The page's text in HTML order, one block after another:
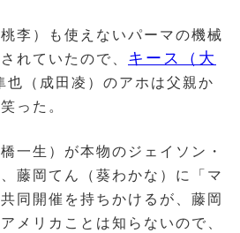
李）も使えないパーマの機械
れていたので、 キース（大
也（成田凌）のアホは父親か
った。
一生）が本物のジェイソン・
藤岡てん（葵わかな）に「マ
同開催を持ちかけるが、藤岡
メリカことは知らないので、